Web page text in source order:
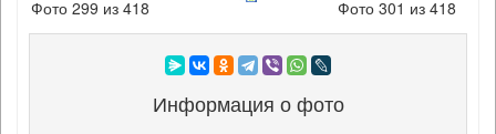
Фото 299 из 418
Фото 301 из 418
Информация о фото